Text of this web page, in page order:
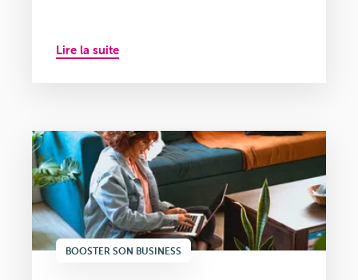
Lire la suite
BOOSTER SON BUSINESS